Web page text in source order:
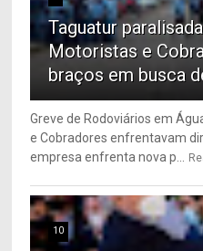
Taguatur
Motoristas e
braços em busca
Greve de Rodoviários em
e Cobradores enfrentavam
empresa enfrenta nova p...
10